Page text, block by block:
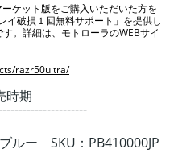
ケット版をご購入いただいた方を
イ破損１回無料サポート」を提供し
。詳細は、モトローラのWEBサイ
razr50ultra/
時期
ルー SKU：PB410000JP